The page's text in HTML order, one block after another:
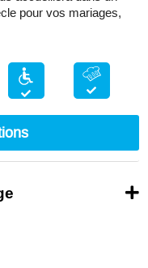
pour vos mariages,